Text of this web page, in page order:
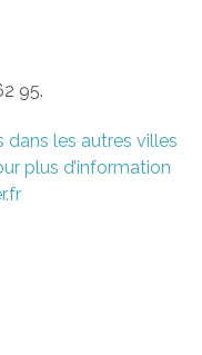
95.
dans les autres villes
plus d’information